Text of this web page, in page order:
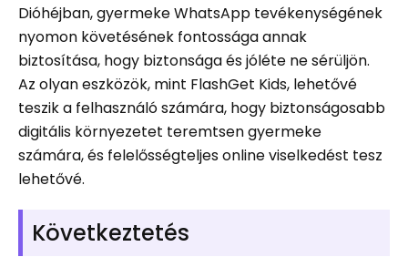
Dióhéjban, gyermeke WhatsApp tevékenységének
nyomon követésének fontossága annak
biztosítása, hogy biztonsága és jóléte ne sérüljön.
Az olyan eszközök, mint FlashGet Kids, lehetővé
teszik a felhasználó számára, hogy biztonságosabb
digitális környezetet teremtsen gyermeke
számára, és felelősségteljes online viselkedést tesz
lehetővé.
Következtetés